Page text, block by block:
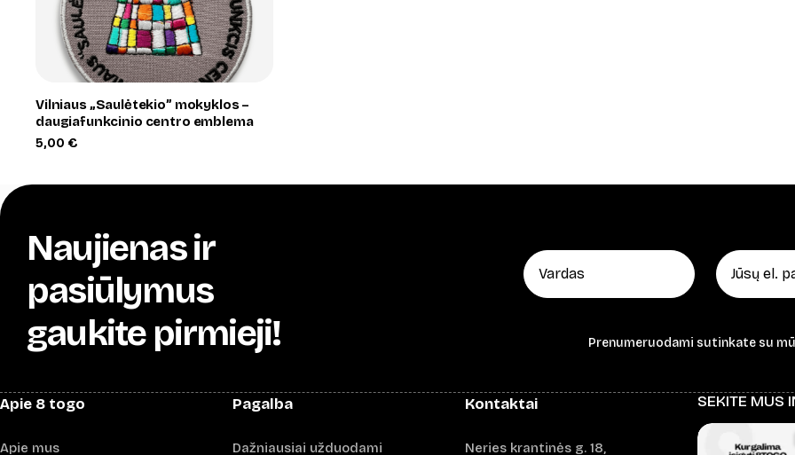
+
Vilniaus „Saulėtekio” mokyklos –
daugiafunkcinio centro emblema
5,00 €
Naujienas ir
pasiūlymus
gaukite pirmieji!
Prenumeruodami sutinkate su
Apie 8 togo
Apie mus
Pagalba
Dažniausiai užduodami
Kontaktai
Neries krantinės g. 18,
SEKITE MUS